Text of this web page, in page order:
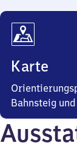
Karte
Bahnsteig